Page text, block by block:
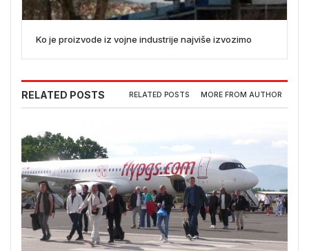
Ko je proizvode iz vojne industrije najviše izvozimo
RELATED POSTS RELATED POSTS MORE FROM AUTHOR